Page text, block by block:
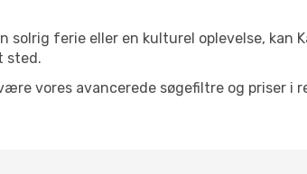
ferie eller en kulturel oplevelse, kan
sted.
vores avancerede søgefiltre og priser i